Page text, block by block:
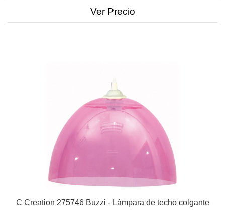
Ver Precio
C Creation 275746 Buzzi - Lámpara de techo colgante